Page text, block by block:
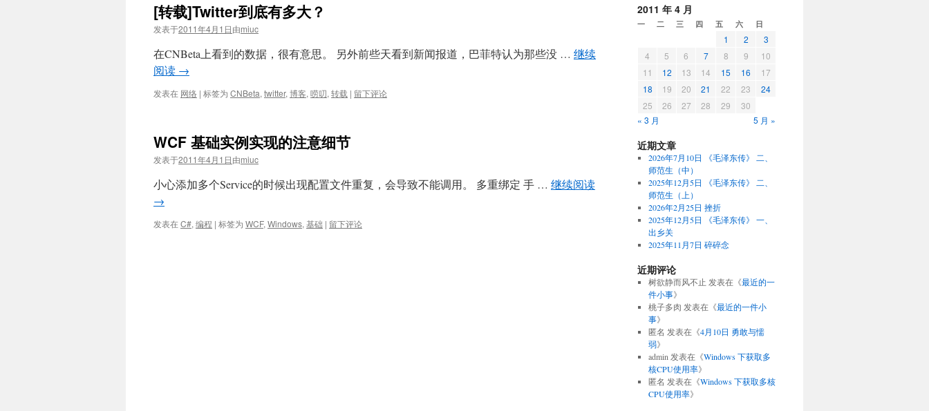
[转载]Twitter到底有多大？
发表于2011年4月1日由miuc
在CNBeta上看到的数据，很有意思。 另外前些天看到新闻报道，巴菲特认为那些没 … 继续
阅读 →
发表在 网络 | 标签为 CNBeta, twitter, 博客, 唠叨, 转载 | 留下评论
WCF 基础实例实现的注意细节
发表于2011年4月1日由miuc
小心添加多个Service的时候出现配置文件重复，会导致不能调用。 多重绑定 手 … 继续阅读
→
发表在C#, 编程 | 标签为 WCF, Windows, 基础 | 留下评论
2011 年 4 月
一 二 三 四 五 六 日
1 2
3
4
5 6 7 8 9
10
11
12 13 14 15 16
17
18
19 20 21 22 23
24
25
26 27 28 29
30
« 3 月
5 月 »
近期文章
2026年7月10日 《毛泽东传》 二、
师范生（中）
2025年12月5日 《毛泽东传》 二、
师范生（上）
2026年2月25日 挫折
2025年12月5日 《毛泽东传》 一、
出乡关
2025年11月7日 碎碎念
近期评论
树欲静而风不止 发表在《最近的一
件小事》
桃子多肉 发表在《最近的一件小
事》
匿名 发表在《4月10日 勇敢与懦
弱》
admin 发表在《Windows 下获取多
核CPU使用率》
匿名 发表在《Windows 下获取多核
CPU使用率》